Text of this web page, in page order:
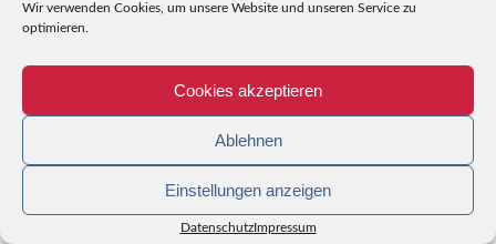
Wir verwenden Cookies, um unsere Website und unseren Service zu
optimieren.
Cookies akzeptieren
Ablehnen
Einstellungen anzeigen
DatenschutzImpressum